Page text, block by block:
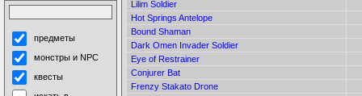
предметы
монстры и NPC
квесты
Lilim Soldier
Hot Springs Antelope
Bound Shaman
Dark Omen Invader Soldier
Eye of Restrainer
Conjurer Bat
Frenzy Stakato Drone